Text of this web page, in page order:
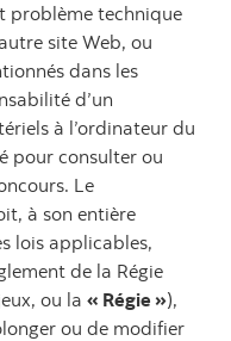
problème technique
site Web, ou
dans les
d’un
à l’ordinateur du
pour consulter ou
Le
à son entière
lois applicables,
de la Régie
ou la « Régie »),
ou de modifier